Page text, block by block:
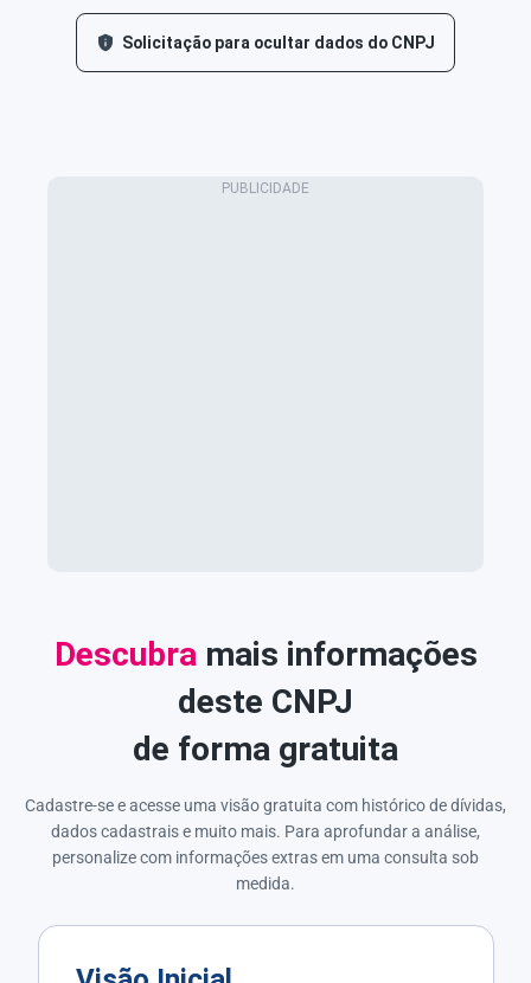
Solicitação para ocultar dados do CNPJ
Descubra mais informações
deste CNPJ
de forma gratuita
Cadastre-se e acesse uma visão gratuita com histórico de dívidas,
dados cadastrais e muito mais. Para aprofundar a análise,
personalize com informações extras em uma consulta sob
medida.